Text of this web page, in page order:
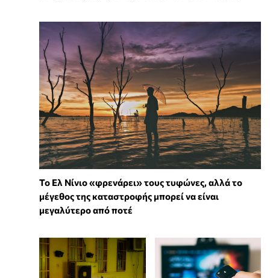
Το Ελ Νίνιο «φρενάρει» τους τυφώνες, αλλά το
μέγεθος της καταστροφής μπορεί να είναι
μεγαλύτερο από ποτέ